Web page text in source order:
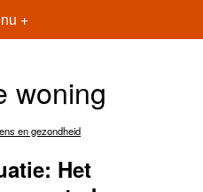
+
woning
en gezondheid
Het